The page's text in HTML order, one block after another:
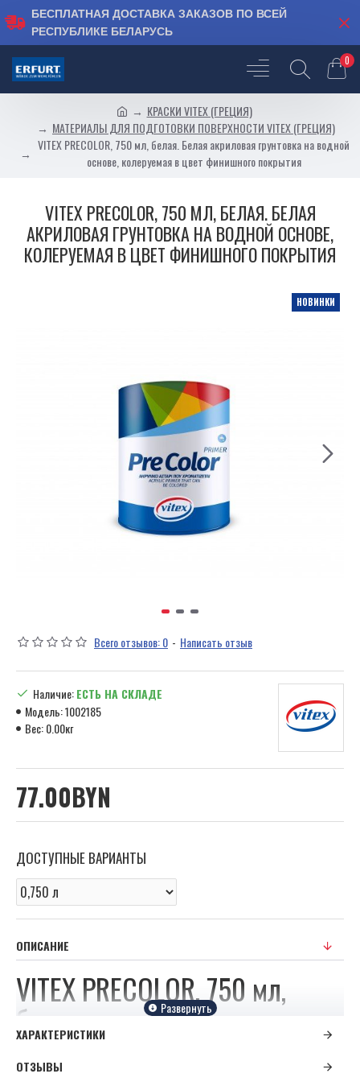
БЕСПЛАТНАЯ ДОСТАВКА ЗАКАЗОВ ПО ВСЕЙ
РЕСПУБЛИКЕ БЕЛАРУСЬ
0
КРАСКИ VITEX (ГРЕЦИЯ)
МАТЕРИАЛЫ ДЛЯ ПОДГОТОВКИ ПОВЕРХНОСТИ VITEX (ГРЕЦИЯ)
VITEX PRECOLOR, 750 мл, белая. Белая акриловая грунтовка на водной
основе, колеруемая в цвет финишного покрытия
VITEX PRECOLOR, 750 МЛ, БЕЛАЯ. БЕЛАЯ
АКРИЛОВАЯ ГРУНТОВКА НА ВОДНОЙ ОСНОВЕ,
КОЛЕРУЕМАЯ В ЦВЕТ ФИНИШНОГО ПОКРЫТИЯ
НОВИНКИ
Всего отзывов: 0 - Написать отзыв
77.00BYN
Наличие:ЕСТЬ НА СКЛАДЕ
Модель:1002185
Вес:0.00кг
ДОСТУПНЫЕ ВАРИАНТЫ
ОПИСАНИЕ
VITEX PRECOLOR, 750 мл,
белая
Белая акриловая грунтовка на
ХАРАКТЕРИСТИКИ
ОТЗЫВЫ